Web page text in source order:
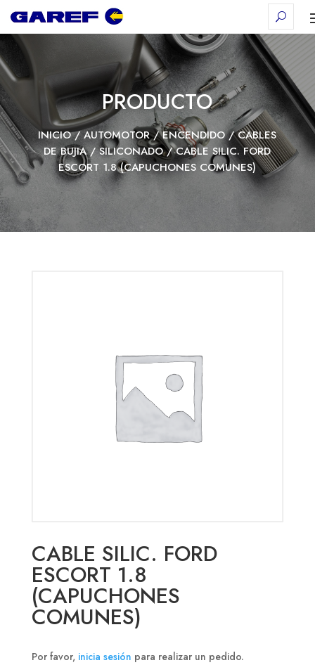
PRODUCTO
INICIO/AUTOMOTOR/ENCENDIDO/CABLES
DE BUJIA/SILICONADO/ CABLE SILIC. FORD
ESCORT 1.8 (CAPUCHONES COMUNES)
CABLE SILIC. FORD
ESCORT 1.8
(CAPUCHONES
COMUNES)
Por favor, inicia sesión para realizar un pedido.